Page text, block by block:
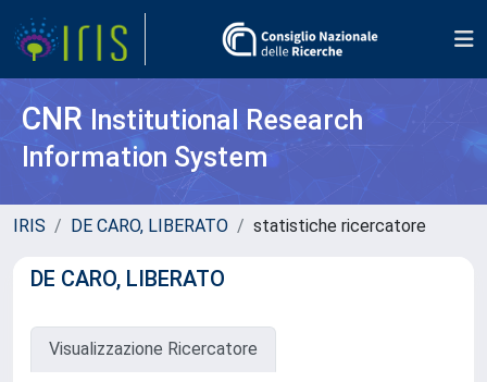
CNR Institutional Research
Information System
IRIS DE CARO, LIBERATO statistiche ricercatore
DE CARO, LIBERATO
Visualizzazione Ricercatore